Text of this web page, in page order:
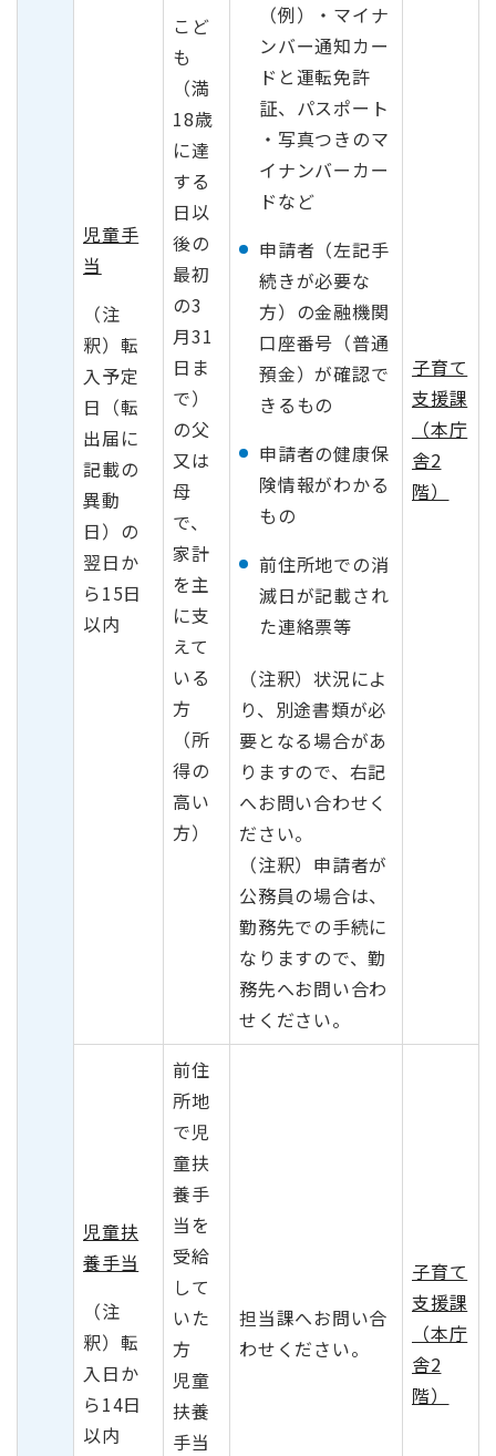
児童手
当
（注
釈）転
入予定
日（転
出届に
記載の
異動
日）の
翌日か
ら15日
以内
こど
も
（満
18歳
に達
する
日以
後の
最初
の3
月31
日ま
で）
の父
又は
母
で、
家計
を主
に支
えて
いる
方
（所
得の
高い
方）
（例）・マイナ
ンバー通知カー
ドと運転免許
証、パスポート
・写真つきのマ
イナンバーカー
ドなど
申請者（左記手
続きが必要な
方）の金融機関
口座番号（普通
預金）が確認で
きるもの
申請者の健康保
険情報がわかる
もの
前住所地での消
滅日が記載され
た連絡票等
（注釈）状況によ
り、別途書類が必
要となる場合があ
りますので、右記
へお問い合わせく
ださい。
（注釈）申請者が
公務員の場合は、
勤務先での手続に
なりますので、勤
務先へお問い合わ
せください。
子育て
支援課
（本庁
舎2
階）
児童扶
養手当
（注
釈）転
入日か
ら14日
以内
前住
所地
で児
童扶
養手
当を
受給
して
いた
方
児童
扶養
手当
担当課へお問い合
わせください。
子育て
支援課
（本庁
舎2
階）